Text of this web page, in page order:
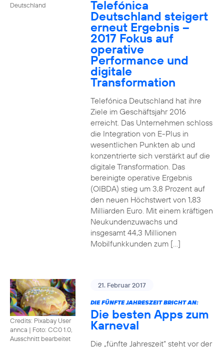
Deutschland
Telefónica
Deutschland steigert
erneut Ergebnis –
2017 Fokus auf
operative
Performance und
digitale
Transformation
Telefónica Deutschland hat ihre
Ziele im Geschäftsjahr 2016
erreicht. Das Unternehmen schloss
die Integration von E-Plus in
wesentlichen Punkten ab und
konzentrierte sich verstärkt auf die
digitale Transformation. Das
bereinigte operative Ergebnis
(OIBDA) stieg um 3,8 Prozent auf
den neuen Höchstwert von 1,83
Milliarden Euro. Mit einem kräftigen
Neukundenzuwachs und
insgesamt 44,3 Millionen
Mobilfunkkunden zum […]
Credits: Pixabay User
annca | Foto: CC0 1.0,
Ausschnitt bearbeitet
21. Februar 2017
DIE FÜNFTE JAHRESZEIT BRICHT AN:
Die besten Apps zum
Karneval
Die „fünfte Jahreszeit“ steht vor der